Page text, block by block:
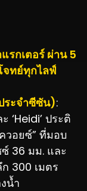
รกเตอร์ ผ่าน 5
ทย์ทุกไลฟ์
ระจำซีซัน):
‘Heidi’ ประติ
วอยซ์” ที่มอบ
36 มม. และ
300 เมตร
น้ำ